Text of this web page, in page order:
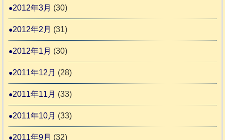
2012年3月 (30)
2012年2月 (31)
2012年1月 (30)
2011年12月 (28)
2011年11月 (33)
2011年10月 (33)
2011年9月 (32)